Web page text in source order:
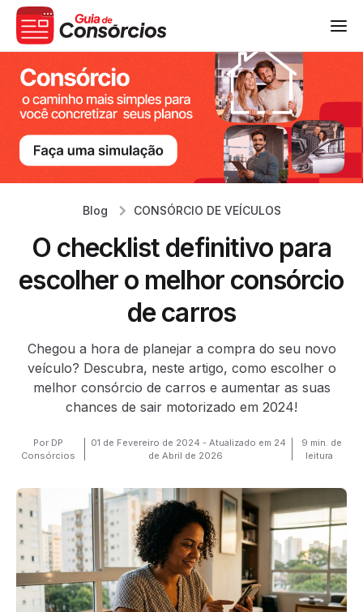
Blog CONSÓRCIO DE VEÍCULOS
O checklist definitivo para
escolher o melhor consórcio
de carros
Chegou a hora de planejar a compra do seu novo
veículo? Descubra, neste artigo, como escolher o
melhor consórcio de carros e aumentar as suas
chances de sair motorizado em 2024!
Por DP
Consórcios
01 de Fevereiro de 2024 - Atualizado em 24
de Abril de 2026
9 min. de
leitura